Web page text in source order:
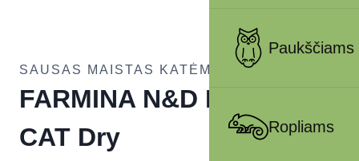
Paukščiams
Ropliams
SAUSAS MAISTAS KATĖMS
FARMINA N&D PRIME –
CAT Dry